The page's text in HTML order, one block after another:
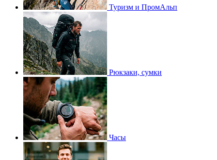
Туризм и ПромАльп
Рюкзаки, сумки
Часы